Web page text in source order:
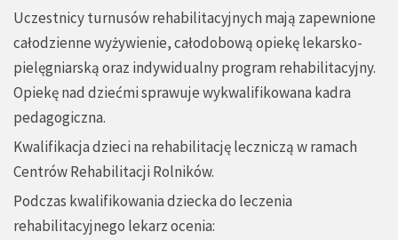
Uczestnicy turnusów rehabilitacyjnych mają zapewnione
całodzienne wyżywienie, całodobową opiekę lekarsko-
pielęgniarską oraz indywidualny program rehabilitacyjny.
Opiekę nad dziećmi sprawuje wykwalifikowana kadra
pedagogiczna.
Kwalifikacja dzieci na rehabilitację leczniczą w ramach
Centrów Rehabilitacji Rolników.
Podczas kwalifikowania dziecka do leczenia
rehabilitacyjnego lekarz ocenia: